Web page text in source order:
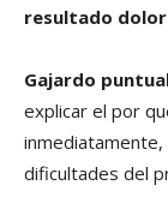
resultado
Gajardo
explicar el por
dificultades del